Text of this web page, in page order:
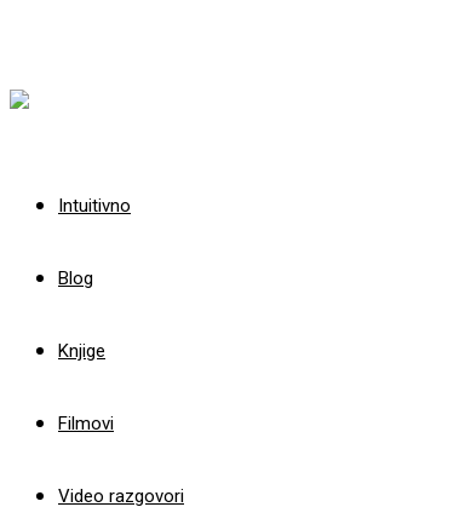
Intuitivno
Blog
Knjige
Filmovi
Video razgovori